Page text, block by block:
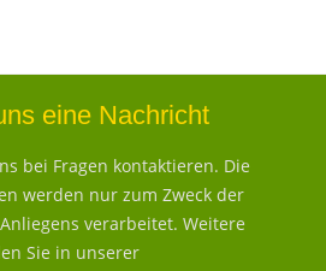
eine Nachricht
bei Fragen kontaktieren. Die
werden nur zum Zweck der
verarbeitet. Weitere
Sie in unserer